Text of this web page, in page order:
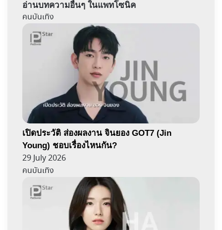
อ่านบทความอื่นๆ ในแพทโซนิค
คนบันเทิง
เปิดประวัติ ส่องผลงาน จินยอง GOT7 (Jin
Young) ชอบเรื่องไหนกัน?
29 July 2026
คนบันเทิง